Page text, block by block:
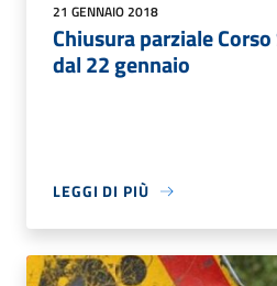
21 GENNAIO 2018
Chiusura parziale
dal 22 gennaio
LEGGI DI PIÙ